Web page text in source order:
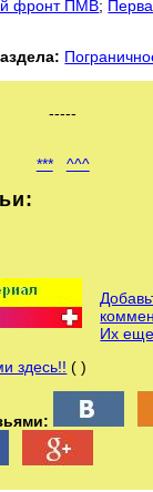
фронт ПМВ;
-----
*** ^^^
Их еще
здесь!! ( )